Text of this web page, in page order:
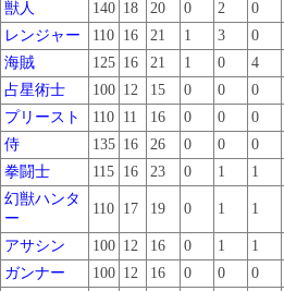
獣人 140 18 20 0 2 0
レンジャー
110 16 21 1 3 0
海賊
125 16 21 1 0 4
占星術士
100 12 15 0 0 0
プリースト
110 11 16 0 0 0
侍
135 16 26 0 0 0
拳闘士
115 16 23 0 1 1
幻獣ハンタ
ー
110 17 19 0 1 1
アサシン 100 12 16 0 1 1
ガンナー
100 12 16 0 0 0